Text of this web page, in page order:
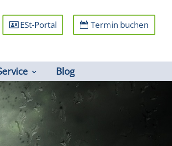
ESt-Portal Termin buchen
Blog